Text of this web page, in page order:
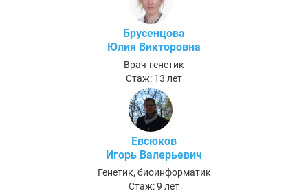
Брусенцова
Юлия Викторовна
Врач-генетик
Стаж: 13 лет
Евсюков
Игорь Валерьевич
Генетик, биоинформатик
Стаж: 9 лет